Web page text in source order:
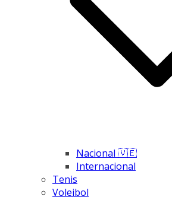
Nacional 🇻🇪
Internacional
Tenis
Voleibol